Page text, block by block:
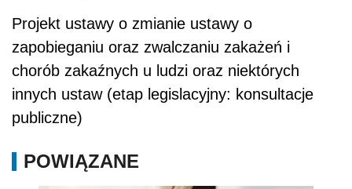
Projekt ustawy o zmianie ustawy o
zapobieganiu oraz zwalczaniu zakażeń i
chorób zakaźnych u ludzi oraz niektórych
innych ustaw (etap legislacyjny: konsultacje
publiczne)
POWIĄZANE